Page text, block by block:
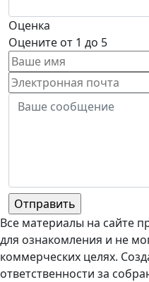
Оценка
Оцените от 1 до 5
Все материалы на сайте
для ознакомления и не
коммерческих целях.
ответственности за